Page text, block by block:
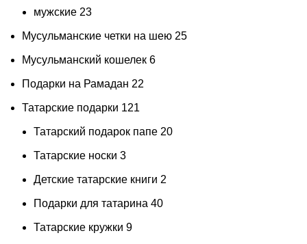
мужские 23
Мусульманские четки на шею 25
Мусульманский кошелек 6
Подарки на Рамадан 22
Татарские подарки 121
Татарский подарок папе 20
Татарские носки 3
Детские татарские книги 2
Подарки для татарина 40
Татарские кружки 9